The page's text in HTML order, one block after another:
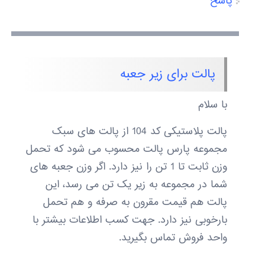
پالت برای زیر جعبه
با سلام
پالت پلاستیکی کد 104 از پالت های سبک
مجموعه پارس پالت محسوب می شود که تحمل
وزن ثابت تا 1 تن را نیز دارد. اگر وزن جعبه های
شما در مجموعه به زیر یک تن می رسد، این
پالت هم قیمت مقرون به صرفه و هم تحمل
بارخوبی نیز دارد. جهت کسب اطلاعات بیشتر با
واحد فروش تماس بگیرید.